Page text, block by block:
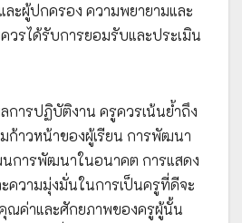
ะผู้ปกครอง ความพยายามและ
วรได้รับการยอมรับและประเมิน
การปฏิบัติงาน ครูควรเน้นย้ำถึง
ก้าวหน้าของผู้เรียน การพัฒนา
นการพัฒนาในอนาคต การแสดง
ความมุ่งมั่นในการเป็นครูที่ดีจะ
ณค่าและศักยภาพของครูผู้นั้น